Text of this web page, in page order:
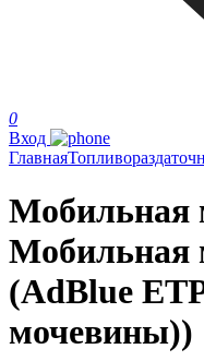
0
Вход
Главная
(AdBlue
мочевины))